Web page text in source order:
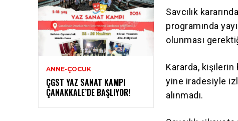
ANNE-ÇOCUK
ÇGST YAZ SANAT KAMPI
ÇANAKKALE’DE BAŞLIYOR!
Savcılık
programında
olunması
Kararda,
yine iradesiyle
alınmadı.